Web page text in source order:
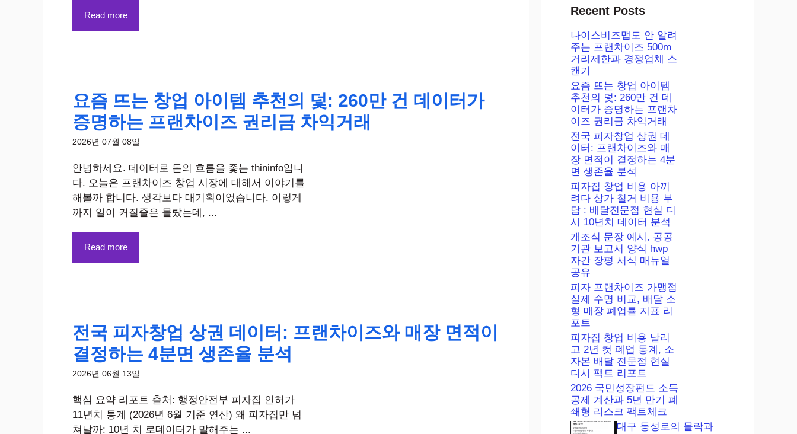
Read more
요즘 뜨는 창업 아이템 추천의 덫: 260만 건 데이터가
증명하는 프랜차이즈 권리금 차익거래
2026년 07월 08일
안녕하세요. 데이터로 돈의 흐름을 좇는 thininfo입니
다. 오늘은 프랜차이즈 창업 시장에 대해서 이야기를
해볼까 합니다. 생각보다 대기획이었습니다. 이렇게
까지 일이 커질줄은 몰랐는데, ...
Read more
전국 피자창업 상권 데이터: 프랜차이즈와 매장 면적이
결정하는 4분면 생존율 분석
2026년 06월 13일
핵심 요약 리포트 출처: 행정안전부 피자집 인허가
11년치 통계 (2026년 6월 기준 연산) 왜 피자집만 넘
쳐날까: 10년 치 로데이터가 말해주는 ...
Recent Posts
나이스비즈맵도 안 알려
주는 프랜차이즈 500m
거리제한과 경쟁업체 스
캔기
요즘 뜨는 창업 아이템
추천의 덫: 260만 건 데
이터가 증명하는 프랜차
이즈 권리금 차익거래
전국 피자창업 상권 데
이터: 프랜차이즈와 매
장 면적이 결정하는 4분
면 생존율 분석
피자집 창업 비용 아끼
려다 상가 철거 비용 부
담 : 배달전문점 현실 디
시 10년치 데이터 분석
개조식 문장 예시, 공공
기관 보고서 양식 hwp
자간 장평 서식 매뉴얼
공유
피자 프랜차이즈 가맹점
실제 수명 비교, 배달 소
형 매장 폐업률 지표 리
포트
피자집 창업 비용 날리
고 2년 컷 폐업 통계, 소
자본 배달 전문점 현실
디시 팩트 리포트
2026 국민성장펀드 소득
공제 계산과 5년 만기 폐
쇄형 리스크 팩트체크
대구 동성로의 몰락과